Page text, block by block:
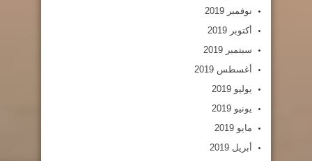
نوفمبر 2019
أكتوبر 2019
سبتمبر 2019
أغسطس 2019
يوليو 2019
يونيو 2019
مايو 2019
أبريل 2019